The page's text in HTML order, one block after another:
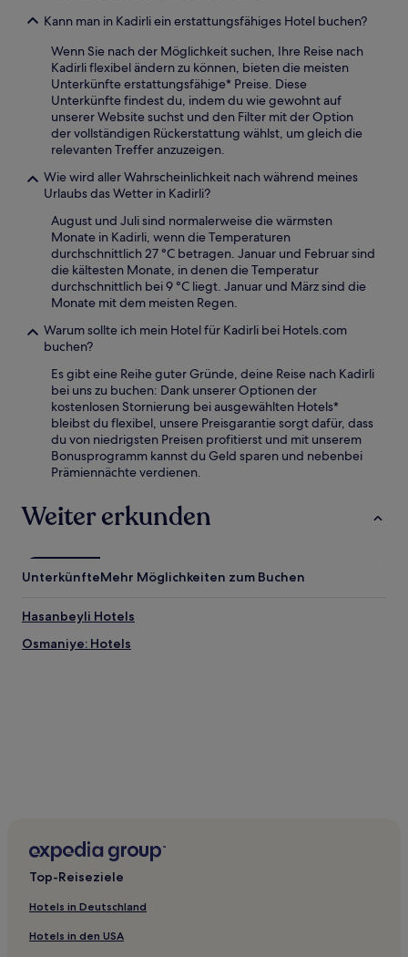
Kann man in Kadirli ein erstattungsfähiges Hotel buchen?
Wenn Sie nach der Möglichkeit suchen, Ihre Reise nach
Kadirli flexibel ändern zu können, bieten die meisten
Unterkünfte erstattungsfähige* Preise. Diese
Unterkünfte findest du, indem du wie gewohnt auf
unserer Website suchst und den Filter mit der Option
der vollständigen Rückerstattung wählst, um gleich die
relevanten Treffer anzuzeigen.
Wie wird aller Wahrscheinlichkeit nach während meines
Urlaubs das Wetter in Kadirli?
August und Juli sind normalerweise die wärmsten
Monate in Kadirli, wenn die Temperaturen
durchschnittlich 27 °C betragen. Januar und Februar sind
die kältesten Monate, in denen die Temperatur
durchschnittlich bei 9 °C liegt. Januar und März sind die
Monate mit dem meisten Regen.
Warum sollte ich mein Hotel für Kadirli bei Hotels.com
buchen?
Es gibt eine Reihe guter Gründe, deine Reise nach Kadirli
bei uns zu buchen: Dank unserer Optionen der
kostenlosen Stornierung bei ausgewählten Hotels*
bleibst du flexibel, unsere Preisgarantie sorgt dafür, dass
du von niedrigsten Preisen profitierst und mit unserem
Bonusprogramm kannst du Geld sparen und nebenbei
Prämiennächte verdienen.
Weiter erkunden
UnterkünfteMehr Möglichkeiten zum Buchen
Hasanbeyli Hotels
Osmaniye: Hotels
Top-Reiseziele
Hotels in Deutschland
Hotels in den USA